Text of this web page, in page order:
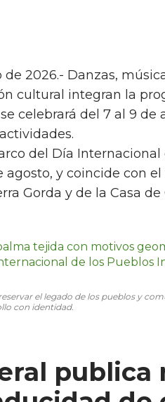
el legado de los pueblos y
con identidad.
de 2026.- Danzas,
cultural integran la
celebrará del 7 al 9 de
del Día
y coincide con
Gorda y de la Casa de
publica